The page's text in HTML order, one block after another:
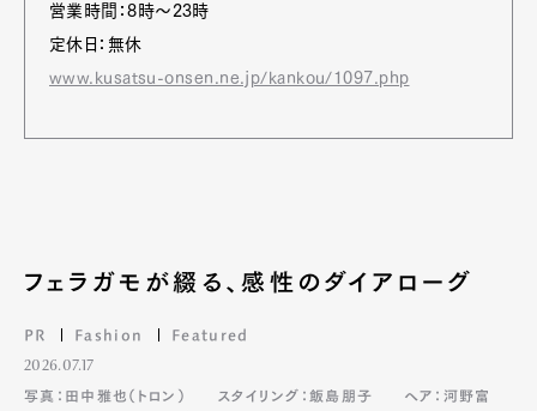
営業時間：8時～23時
定休日：無休
www.kusatsu-onsen.ne.jp/kankou/1097.php
フェラガモが綴る、感性のダイアローグ
PR Fashion Featured
2026.07.17
写真：田中雅也（トロン）
スタイリング：飯島朋子
ヘア：河野富